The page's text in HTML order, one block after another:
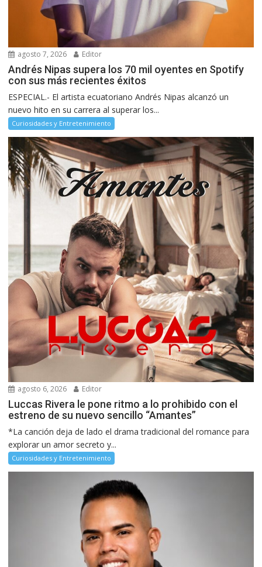
agosto 7, 2026 Editor
Andrés Nipas supera los 70 mil oyentes en Spotify
con sus más recientes éxitos
ESPECIAL.- El artista ecuatoriano Andrés Nipas alcanzó un
nuevo hito en su carrera al superar los...
Curiosidades y Entretenimiento
agosto 6, 2026 Editor
Luccas Rivera le pone ritmo a lo prohibido con el
estreno de su nuevo sencillo “Amantes”
*La canción deja de lado el drama tradicional del romance para
explorar un amor secreto y...
Curiosidades y Entretenimiento